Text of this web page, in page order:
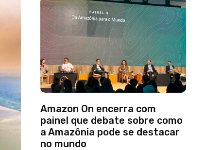
Amazon On encerra com
painel que debate sobre como
a Amazônia pode se destacar
no mundo